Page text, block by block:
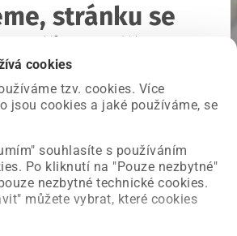
cookies
tzv. cookies. Více
jsou cookies a jaké používáme, se
souhlasíte s používáním
Po kliknutí na "Pouze nezbytné"
nezbytné technické cookies.
můžete vybrat, které cookies
stránku se
naší straně a už ji opravujeme.
načíst požadovanou stránku.
Úvodní strana